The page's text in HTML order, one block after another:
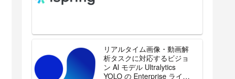
リアルタイム画像・動画解
析タスクに対応するビジョ
ン AI モデル Ultralytics
YOLO の Enterprise ライセ